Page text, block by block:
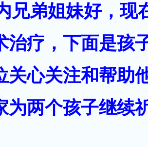
姐妹好，现在
治疗，下面是孩
关心关注和帮助
为两个孩子继续